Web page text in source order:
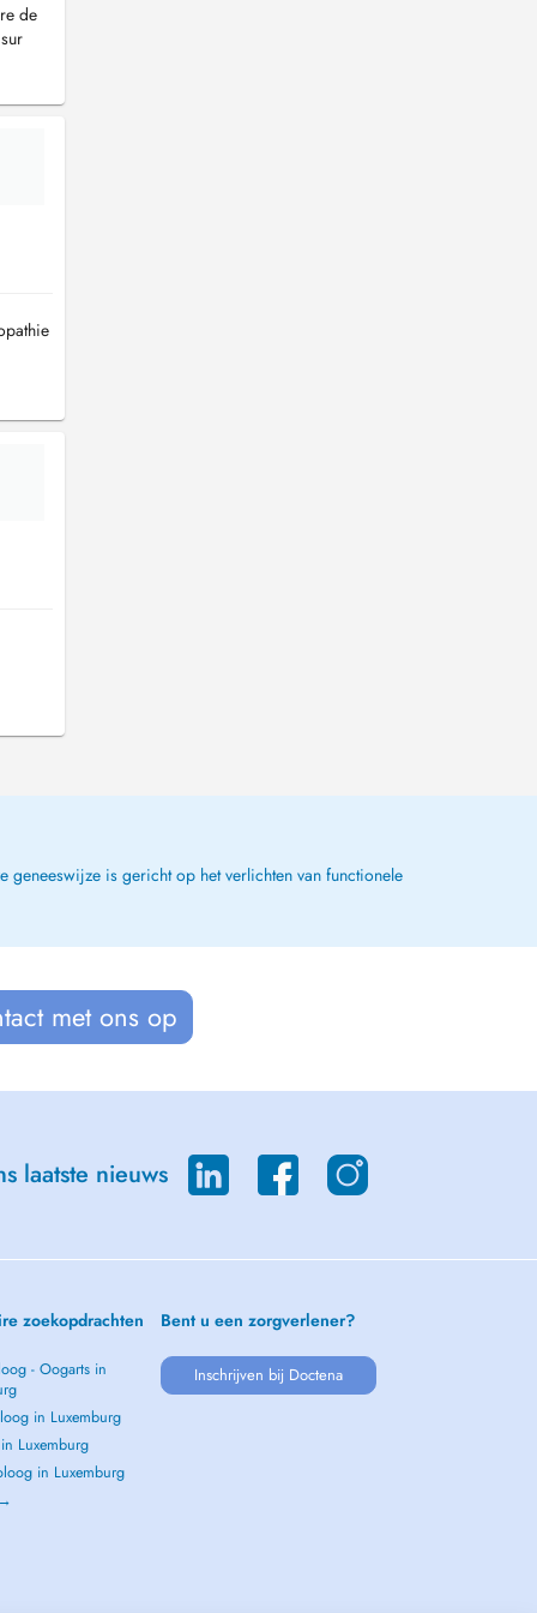
de
geneeswijze is gericht op het verlichten van functionele
met ons op
laatste nieuws
zoekopdrachten
- Oogarts in
in Luxemburg
Luxemburg
in Luxemburg
Bent u een zorgverlener?
Inschrijven bij Doctena